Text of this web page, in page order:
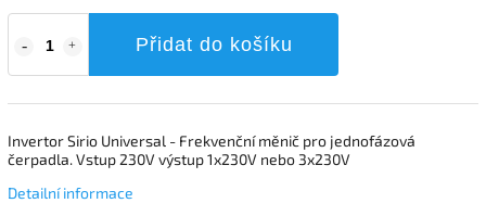
Přidat do košíku
Invertor Sirio Universal - Frekvenční měnič pro jednofázová
čerpadla. Vstup 230V výstup 1x230V nebo 3x230V
Detailní informace